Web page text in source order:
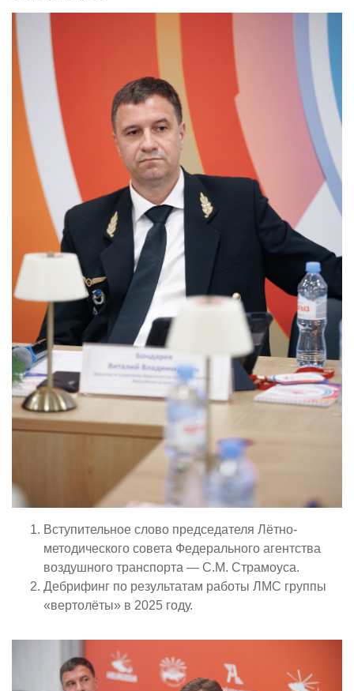
Вступительное слово председателя Лётно-
методического совета Федерального агентства
воздушного транспорта — С.М. Страмоуса.
Дебрифинг по результатам работы ЛМС группы
«вертолёты» в 2025 году.